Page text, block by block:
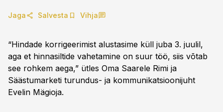
Jaga Salvesta Vihja
“Hindade korrigeerimist alustasime küll juba 3. juulil,
aga et hinnasiltide vahetamine on suur töö, siis võtab
see rohkem aega,” ütles Oma Saarele Rimi ja
Säästumarketi turundus- ja kommunikatsioonijuht
Evelin Mägioja.